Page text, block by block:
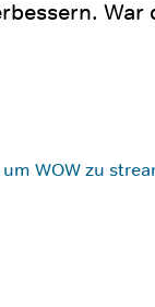
War
WOW zu